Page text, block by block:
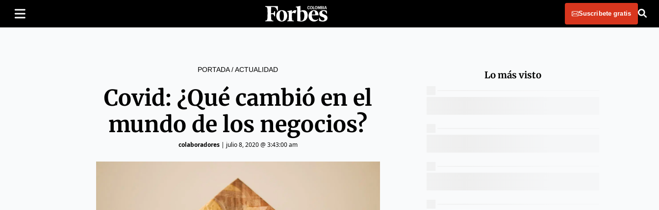
Suscribete gratis
PORTADA/ACTUALIDAD
Covid: ¿Qué cambió en el
mundo de los negocios?
colaboradores| julio 8, 2020 @ 3:43:00 am
Lo más visto